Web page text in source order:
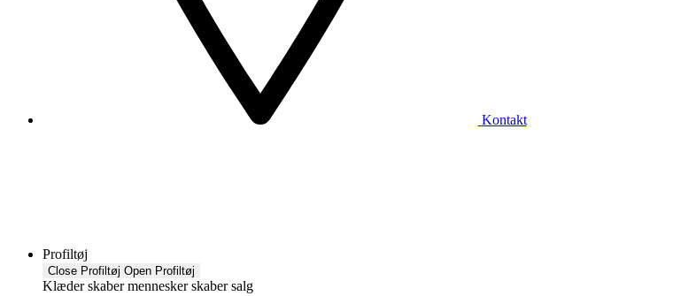
Kontakt
Profiltøj
Close Profiltøj Open Profiltøj
Klæder skaber mennesker skaber salg